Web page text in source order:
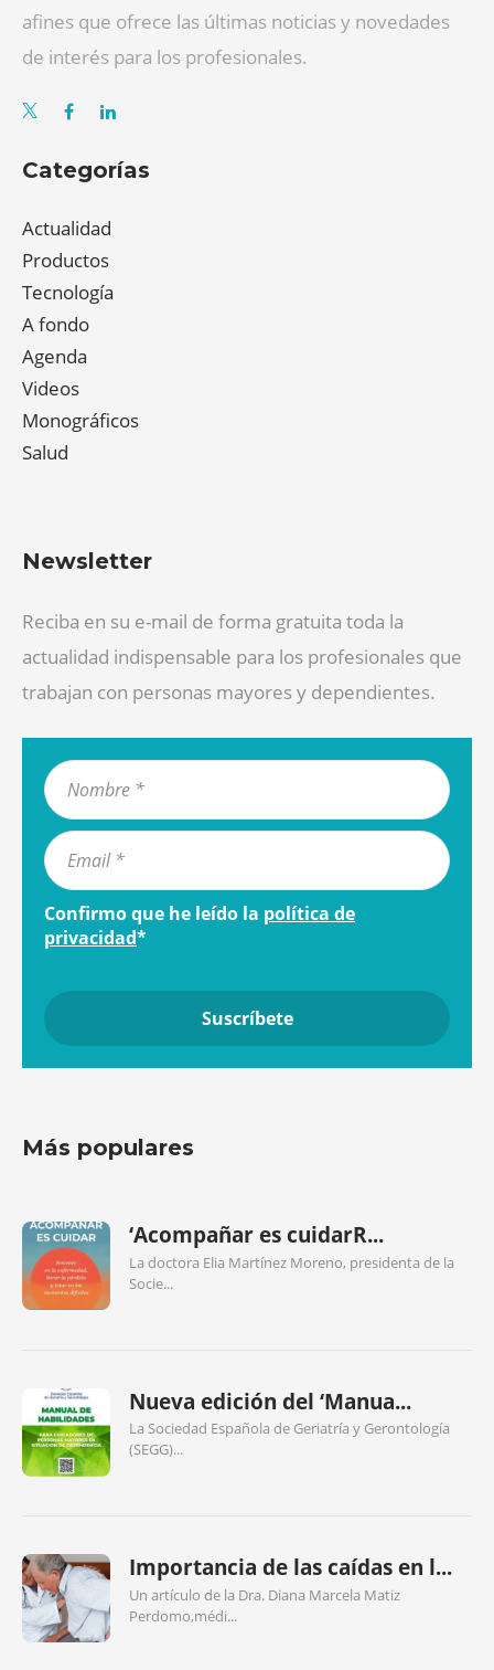
afines que ofrece las últimas noticias y novedades
de interés para los profesionales.
Categorías
Actualidad
Productos
Tecnología
A fondo
Agenda
Videos
Monográficos
Salud
Newsletter
Reciba en su e-mail de forma gratuita toda la
actualidad indispensable para los profesionales que
trabajan con personas mayores y dependientes.
Confirmo que he leído la política de
privacidad*
Más populares
‘Acompañar es cuidarR...
La doctora Elia Martínez Moreno, presidenta de la
Socie...
Nueva edición del ‘Manua...
La Sociedad Española de Geriatría y Gerontología
(SEGG)...
Importancia de las caídas en l...
Un artículo de la Dra. Diana Marcela Matiz
Perdomo,médi...